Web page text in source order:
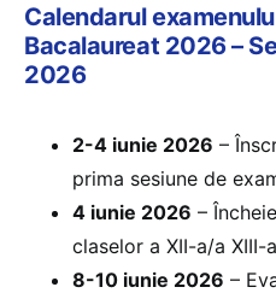
Calendarul
Bacalaureat 2026 –
2026
2-4 iunie 2026 –
prima sesiune de
4 iunie 2026 –
claselor a XII-a/a XIII-a
8-10 iunie 2026 –